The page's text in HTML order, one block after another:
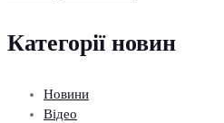
Категорії новин
Новини
Відео